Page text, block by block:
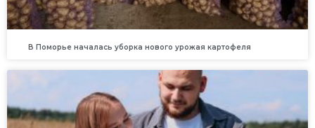
В Поморье началась уборка нового урожая картофеля